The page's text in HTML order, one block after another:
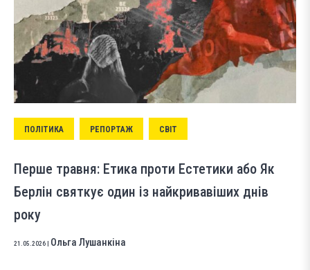
ПОЛІТИКА РЕПОРТАЖ СВІТ
Перше травня: Етика проти Естетики або Як
Берлін святкує один із найкривавіших днів
року
21.05.2026 Ольга Лушанкіна